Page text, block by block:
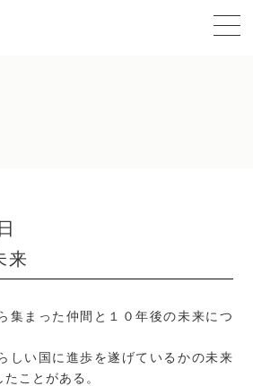
集まった仲間と１０年後の未来につ
しい国に進歩を遂げているかの未来
ことがある。